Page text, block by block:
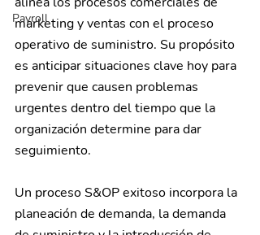
Payroll
marketing y ventas con el proceso
operativo de suministro. Su propósito
es anticipar situaciones clave hoy para
prevenir que causen problemas
urgentes dentro del tiempo que la
organización determine para dar
seguimiento.
Un proceso S&OP exitoso incorpora la
planeación de demanda, la demanda